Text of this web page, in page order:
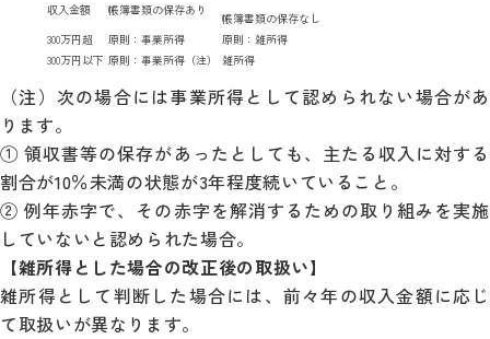
収入金額 帳簿書類の保存あり
帳簿書類の保存なし
300万円超
原則：事業所得
原則：雑所得
300万円以下 原則：事業所得（注） 雑所得
（注）次の場合には事業所得として認められない場合があ
ります。
① 領収書等の保存があったとしても、主たる収入に対する
割合が10％未満の状態が3年程度続いていること。
② 例年赤字で、その赤字を解消するための取り組みを実施
していないと認められた場合。
【雑所得とした場合の改正後の取扱い】
雑所得として判断した場合には、前々年の収入金額に応じ
て取扱いが異なります。